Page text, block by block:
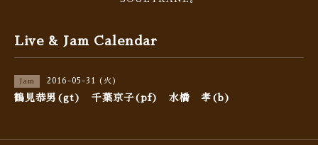
Live & Jam Calendar
Jam 2016-05-31 (火)
鶴見恭男(gt) 千葉京子(pf) 水橋 孝(b)